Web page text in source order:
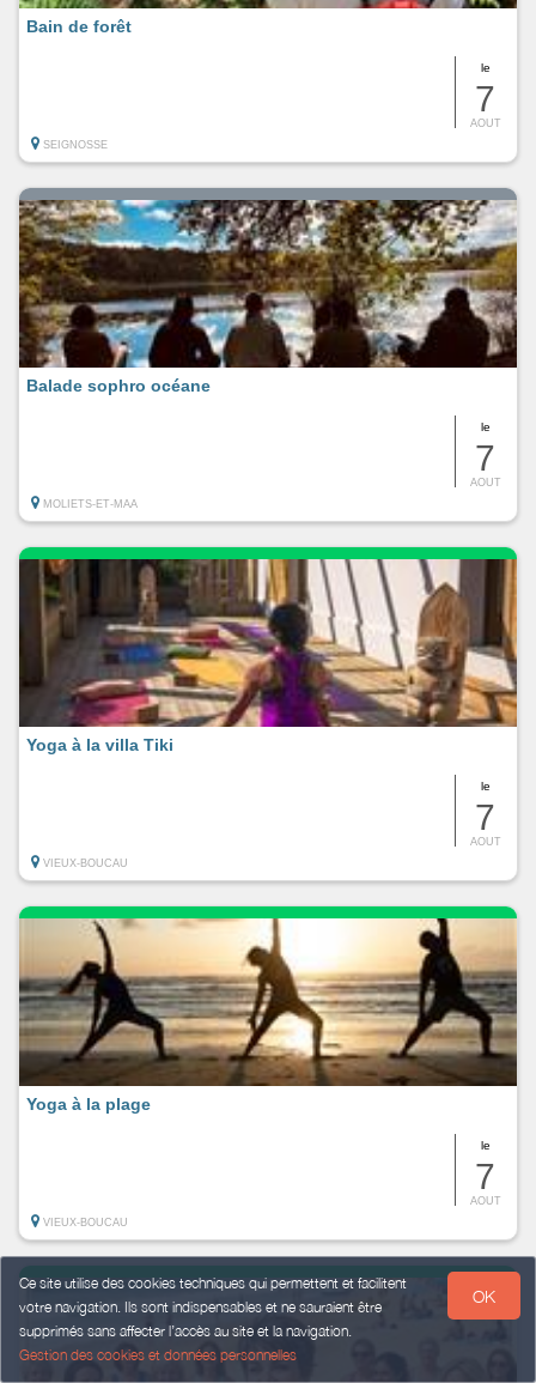
Ce site utilise des cookies techniques qui permettent et facilitent
votre navigation. Ils sont indispensables et ne sauraient être
supprimés sans affecter l’accès au site et la navigation.
Gestion des cookies et données personnelles
OK
le
7
AOUT
Bain de forêt
SEIGNOSSE
le
7
AOUT
Balade sophro océane
MOLIETS-ET-MAA
le
7
AOUT
Yoga à la villa Tiki
VIEUX-BOUCAU
le
7
AOUT
Yoga à la plage
VIEUX-BOUCAU